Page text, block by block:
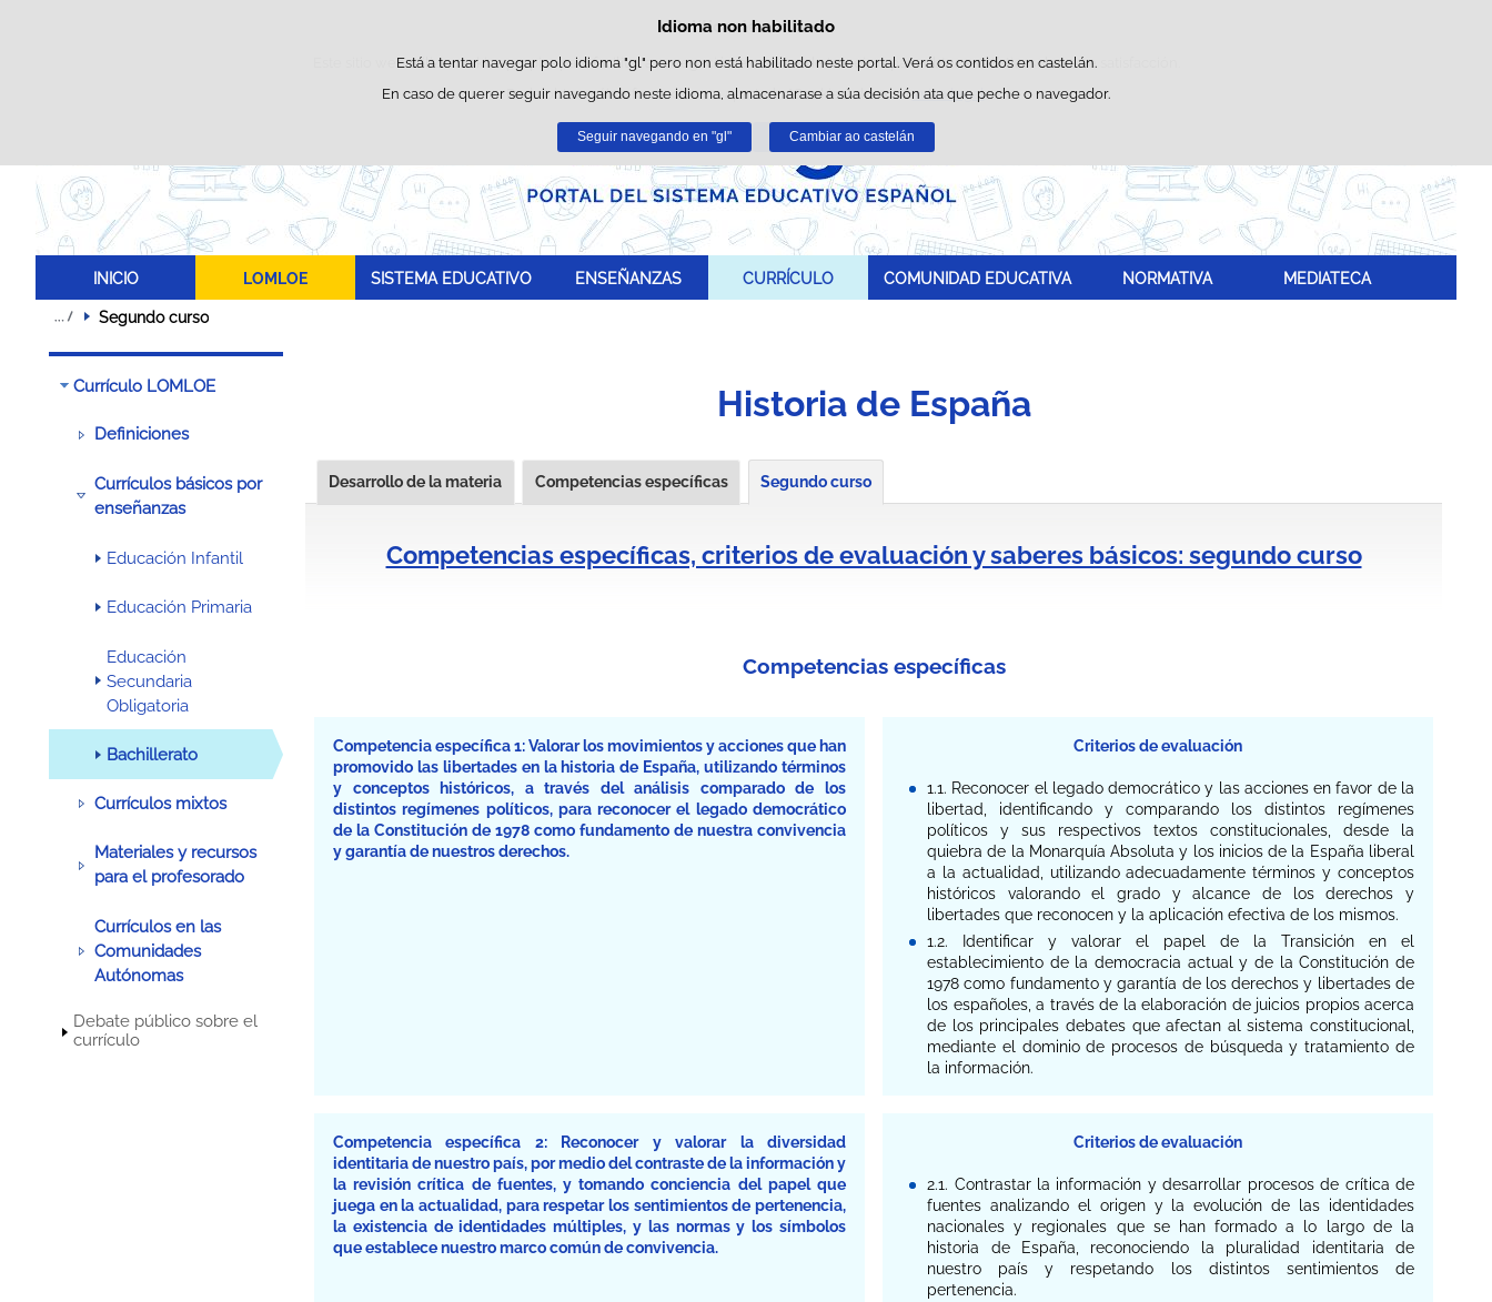
Política de cookies
Este sitio web utiliza cookies propias para facilitar a navegación e cookies de terceiros para obter estatísticas de uso e satisfacción.
Pode obter máis información no apartado "Cookies" do nosoaviso legal.
Aceptar Rexeitar
Idioma non habilitado
Está a tentar navegar polo idioma "gl" pero non está habilitado neste portal. Verá os contidos en castelán.
En caso de querer seguir navegando neste idioma, almacenarase a súa decisión ata que peche o navegador.
Seguir navegando en "gl" Cambiar ao castelán
Saltar ao contido
INICIO LOMLOE SISTEMA EDUCATIVO ENSEÑANZAS CURRÍCULO COMUNIDAD EDUCATIVA NORMATIVA MEDIATECA
Segundo curso
Currículo LOMLOE
Definiciones
Currículos básicos por
enseñanzas
Educación Infantil
Educación Primaria
Educación
Secundaria
Obligatoria
Bachillerato
Currículos mixtos
Materiales y recursos
para el profesorado
Currículos en las
Comunidades
Autónomas
Debate público sobre el
currículo
Historia de España
Desarrollo de la materia Competencias específicas Segundo curso
Competencias específicas, criterios de evaluación y saberes básicos: segundo curso
Competencias específicas
Competencia específica 1: Valorar los movimientos y acciones que han
promovido las libertades en la historia de España, utilizando términos
y conceptos históricos, a través del análisis comparado de los
distintos regímenes políticos, para reconocer el legado democrático
de la Constitución de 1978 como fundamento de nuestra convivencia
y garantía de nuestros derechos.
Criterios de evaluación
1.1. Reconocer el legado democrático y las acciones en favor de la
libertad, identificando y comparando los distintos regímenes
políticos y sus respectivos textos constitucionales, desde la
quiebra de la Monarquía Absoluta y los inicios de la España liberal
a la actualidad, utilizando adecuadamente términos y conceptos
históricos valorando el grado y alcance de los derechos y
libertades que reconocen y la aplicación efectiva de los mismos.
1.2. Identificar y valorar el papel de la Transición en el
establecimiento de la democracia actual y de la Constitución de
1978 como fundamento y garantía de los derechos y libertades de
los españoles, a través de la elaboración de juicios propios acerca
de los principales debates que afectan al sistema constitucional,
mediante el dominio de procesos de búsqueda y tratamiento de
la información.
Competencia específica 2: Reconocer y valorar la diversidad
identitaria de nuestro país, por medio del contraste de la información y
la revisión crítica de fuentes, y tomando conciencia del papel que
juega en la actualidad, para respetar los sentimientos de pertenencia,
la existencia de identidades múltiples, y las normas y los símbolos
que establece nuestro marco común de convivencia.
Criterios de evaluación
2.1. Contrastar la información y desarrollar procesos de crítica de
fuentes analizando el origen y la evolución de las identidades
nacionales y regionales que se han formado a lo largo de la
historia de España, reconociendo la pluralidad identitaria de
nuestro país y respetando los distintos sentimientos de
pertenencia.